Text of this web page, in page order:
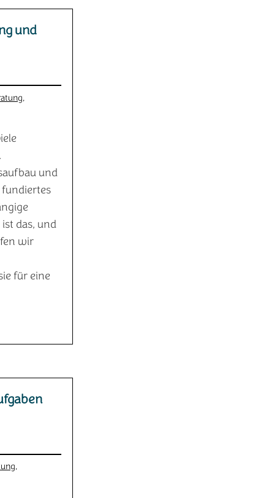
und
,
und
das, und
wir
für eine
,